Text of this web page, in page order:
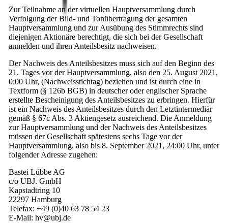
Zur Teilnahme an der virtuellen Hauptversammlung durch
Verfolgung der Bild- und Tonübertragung der gesamten
Hauptversammlung und zur Ausübung des Stimmrechts sind
diejenigen Aktionäre berechtigt, die sich bei der Gesellschaft
anmelden und ihren Anteilsbesitz nachweisen.
Der Nachweis des Anteilsbesitzes muss sich auf den Beginn des
21. Tages vor der Hauptversammlung, also den 25. August 2021,
0:00 Uhr, (Nachweisstichtag) beziehen und ist durch eine in
Textform (§ 126b BGB) in deutscher oder englischer Sprache
erstellte Bescheinigung des Anteilsbesitzes zu erbringen. Hierfür
ist ein Nachweis des Anteilsbesitzes durch den Letztintermediär
gemäß § 67c Abs. 3 Aktiengesetz ausreichend. Die Anmeldung
zur Hauptversammlung und der Nachweis des Anteilsbesitzes
müssen der Gesellschaft spätestens sechs Tage vor der
Hauptversammlung, also bis 8. September 2021, 24:00 Uhr, unter
folgender Adresse zugehen:
Bastei Lübbe AG
c/o UBJ. GmbH
Kapstadtring 10
22297 Hamburg
Telefax: +49 (0)40 63 78 54 23
E-Mail: hv@ubj.de